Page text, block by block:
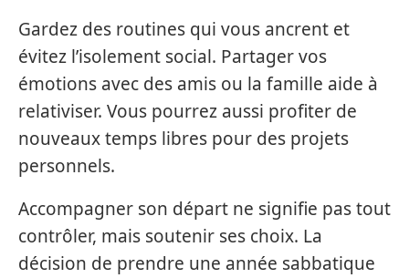
Gardez des routines qui vous ancrent et
évitez l’isolement social. Partager vos
émotions avec des amis ou la famille aide à
relativiser. Vous pourrez aussi profiter de
nouveaux temps libres pour des projets
personnels.
Accompagner son départ ne signifie pas tout
contrôler, mais soutenir ses choix. La
décision de prendre une année sabbatique